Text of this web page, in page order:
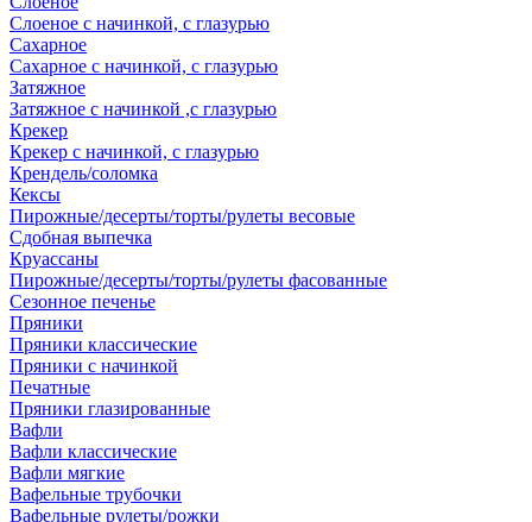
Слоеное с начинкой, с глазурью
Сахарное
Сахарное с начинкой, с глазурью
Затяжное
Затяжное с начинкой ,с глазурью
Крекер
Крекер с начинкой, с глазурью
Крендель/соломка
Кексы
Пирожные/десерты/торты/рулеты весовые
Сдобная выпечка
Круассаны
Пирожные/десерты/торты/рулеты фасованные
Сезонное печенье
Пряники
Пряники классические
Пряники с начинкой
Печатные
Пряники глазированные
Вафли
Вафли классические
Вафли мягкие
Вафельные трубочки
Вафельные рулеты/рожки